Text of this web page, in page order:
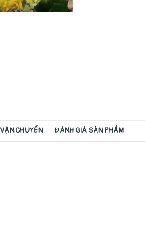
VẬN CHUYỂN ĐÁNH GIÁ SẢN PHẨM